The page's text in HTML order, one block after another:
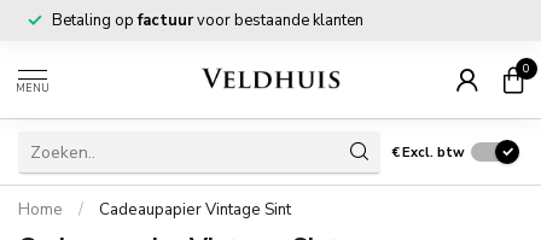
Betaling opfactuurvoor bestaande klanten
MENU
0
€Excl. btw
Home / Cadeaupapier Vintage Sint